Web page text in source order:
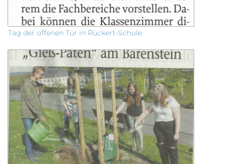
Tag der offenen Tür in Rückert-Schule